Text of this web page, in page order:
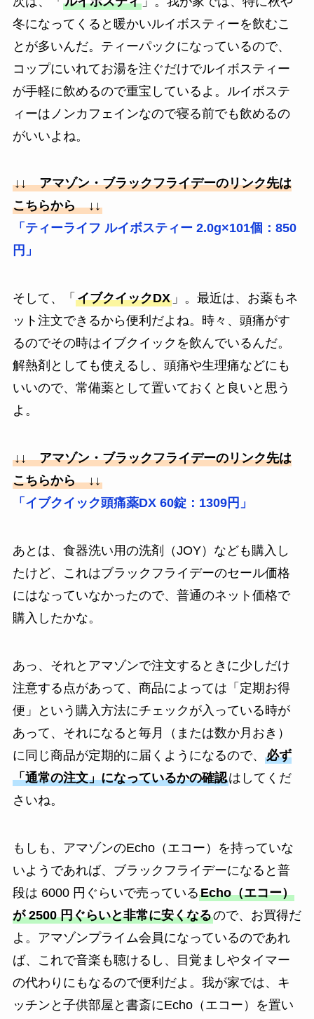
冬になってくると暖かいルイボスティーを飲むこ
とが多いんだ。ティーパックになっているので、
コップにいれてお湯を注ぐだけでルイボスティー
が手軽に飲めるので重宝しているよ。ルイボステ
ィーはノンカフェインなので寝る前でも飲めるの
がいいよね。
↓↓ アマゾン・ブラックフライデーのリンク先は
こちらから ↓↓
「ティーライフ ルイボスティー 2.0g×101個：850
円」
そして、「 イブクイックDX」。最近は、お薬もネ
ット注文できるから便利だよね。時々、頭痛がす
るのでその時はイブクイックを飲んでいるんだ。
解熱剤としても使えるし、頭痛や生理痛などにも
いいので、常備薬として置いておくと良いと思う
よ。
↓↓ アマゾン・ブラックフライデーのリンク先は
こちらから ↓↓
「イブクイック頭痛薬DX 60錠：1309円」
あとは、食器洗い用の洗剤（JOY）なども購入し
たけど、これはブラックフライデーのセール価格
にはなっていなかったので、普通のネット価格で
購入したかな。
あっ、それとアマゾンで注文するときに少しだけ
注意する点があって、商品によっては「定期お得
便」という購入方法にチェックが入っている時が
あって、それになると毎月（または数か月おき）
に同じ商品が定期的に届くようになるので、 必ず
「通常の注文」になっているかの確認はしてくだ
さいね。
もしも、アマゾンのEcho（エコー）を持っていな
いようであれば、ブラックフライデーになると普
段は 6000 円ぐらいで売っているEcho（エコー）
が 2500 円ぐらいと非常に安くなるので、お買得だ
よ。アマゾンプライム会員になっているのであれ
ば、これで音楽も聴けるし、目覚ましやタイマー
の代わりにもなるので便利だよ。我が家では、キ
ッチンと子供部屋と書斎にEcho（エコー）を置い